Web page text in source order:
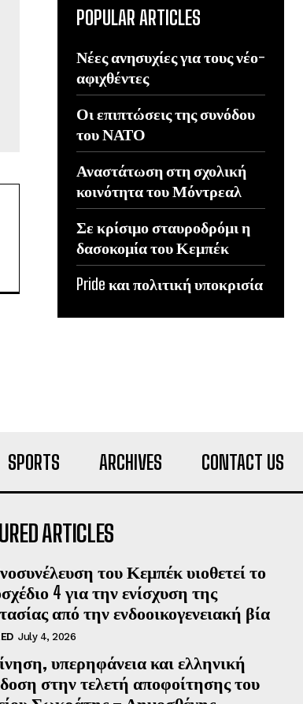
POPULAR ARTICLES
Νέες ανησυχίες για τους νέο-
αφιχθέντες
Οι επιπτώσεις της συνόδου
του ΝΑΤΟ
Αναστάτωση στη σχολική
κοινότητα του Μόντρεαλ
Σε κρίσιμο σταυροδρόμι η
δασοκομία του Κεμπέκ
Pride και πολιτική υποκρισία
SPORTS ARCHIVES CONTACT US
ARTICLES
του Κεμπέκ υιοθετεί το
4 για την ενίσχυση της
από την ενδοοικογενειακή βία
July 4, 2026
υπερηφάνεια και ελληνική
στην τελετή αποφοίτησης του